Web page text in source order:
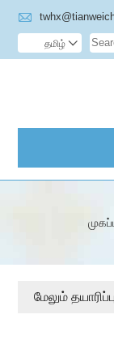

தமிழ் 
மேலும்